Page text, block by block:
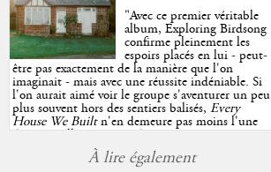
"Avec ce premier véritable
album, Exploring Birdsong
confirme pleinement les
espoirs placés en lui - peut-
être pas exactement de la manière que l'on
imaginait - mais avec une réussite indéniable. Si
l'on aurait aimé voir le groupe s'aventurer un peu
plus souvent hors des sentiers balisés,Every
House We Builtn'en demeure pas moins l'une
des très belles surprises de cette année, porté par
plusieurs morceaux qui trouveront sans difficulté
une place de choix dans vos playlists estivales.
À lire également